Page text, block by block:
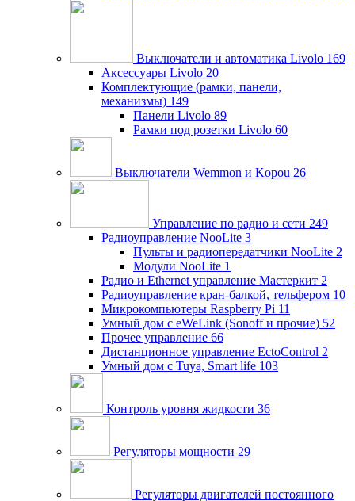
Выключатели и автоматика Livolo 169
Аксессуары Livolo 20
Комплектующие (рамки, панели,
механизмы) 149
Панели Livolo 89
Рамки под розетки Livolo 60
Выключатели Wemmon и Kopou 26
Управление по радио и сети 249
Радиоуправление NooLite 3
Пульты и радиопередатчики NooLite 2
Модули NooLite 1
Радио и Ethernet управление Мастеркит 2
Радиоуправление кран-балкой, тельфером 10
Микрокомпьютеры Raspberry Pi 11
Умный дом c eWeLink (Sonoff и прочие) 52
Прочее управление 66
Дистанционное управление EctoControl 2
Умный дом с Tuya, Smart life 103
Контроль уровня жидкости 36
Регуляторы мощности 29
Регуляторы двигателей постоянного